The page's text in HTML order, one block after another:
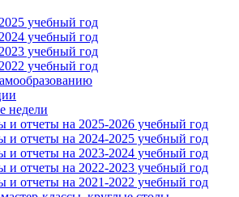
учебный год
учебный год
учебный год
учебный год
недели
и отчеты на 2025-2026 учебный год
и отчеты на 2024-2025 учебный год
и отчеты на 2023-2024 учебный год
и отчеты на 2022-2023 учебный год
и отчеты на 2021-2022 учебный год